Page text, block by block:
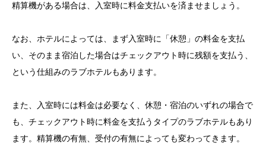
精算機がある場合は、入室時に料金支払いを済ませましょう。
なお、ホテルによっては、まず入室時に「休憩」の料金を支払
い、そのまま宿泊した場合はチェックアウト時に残額を支払う、
という仕組みのラブホテルもあります。
また、入室時には料金は必要なく、休憩・宿泊のいずれの場合で
も、チェックアウト時に料金を支払うタイプのラブホテルもあり
ます。精算機の有無、受付の有無によっても変わってきます。